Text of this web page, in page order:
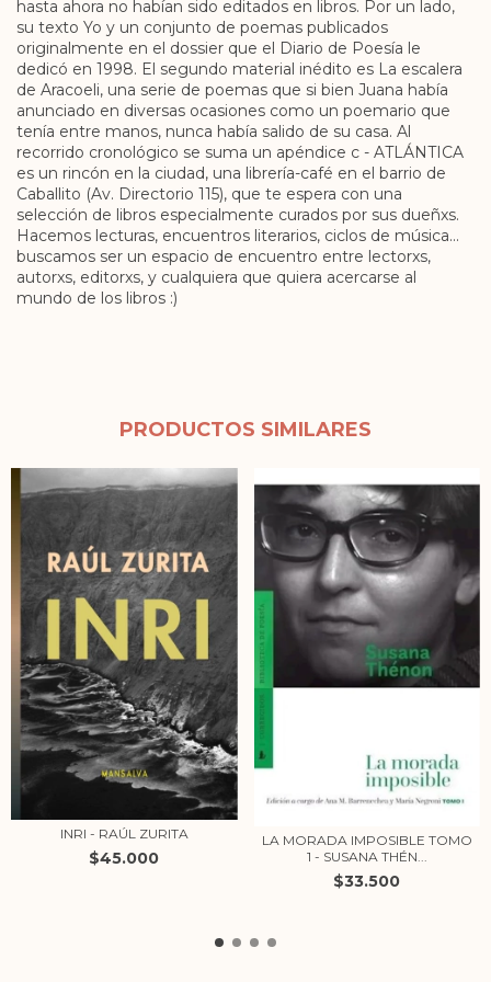
hasta ahora no habían sido editados en libros. Por un lado,
su texto Yo y un conjunto de poemas publicados
originalmente en el dossier que el Diario de Poesía le
dedicó en 1998. El segundo material inédito es La escalera
de Aracoeli, una serie de poemas que si bien Juana había
anunciado en diversas ocasiones como un poemario que
tenía entre manos, nunca había salido de su casa. Al
recorrido cronológico se suma un apéndice c - ATLÁNTICA
es un rincón en la ciudad, una librería-café en el barrio de
Caballito (Av. Directorio 115), que te espera con una
selección de libros especialmente curados por sus dueñxs.
Hacemos lecturas, encuentros literarios, ciclos de música...
buscamos ser un espacio de encuentro entre lectorxs,
autorxs, editorxs, y cualquiera que quiera acercarse al
mundo de los libros :)
PRODUCTOS SIMILARES
INRI - RAÚL ZURITA
$45.000
LA MORADA IMPOSIBLE TOMO
1 - SUSANA THÉN...
$33.500